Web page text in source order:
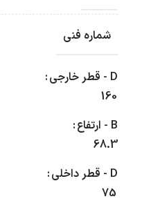
شماره فنی
D - قطر خارجی
160
B - ارتفاع
68.3
D - قطر داخلی
75